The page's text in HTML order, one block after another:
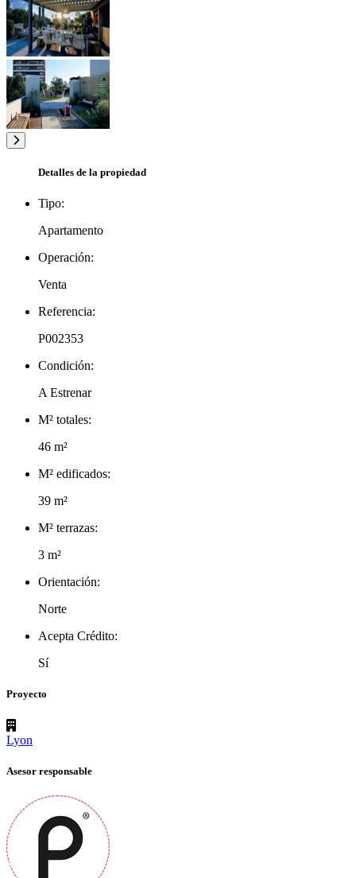
Detalles de la propiedad
Tipo:
Apartamento
Operación:
Venta
Referencia:
P002353
Condición:
A Estrenar
M² totales:
46 m²
M² edificados:
39 m²
M² terrazas:
3 m²
Orientación:
Norte
Acepta Crédito:
Sí
Proyecto
Lyon
Asesor responsable